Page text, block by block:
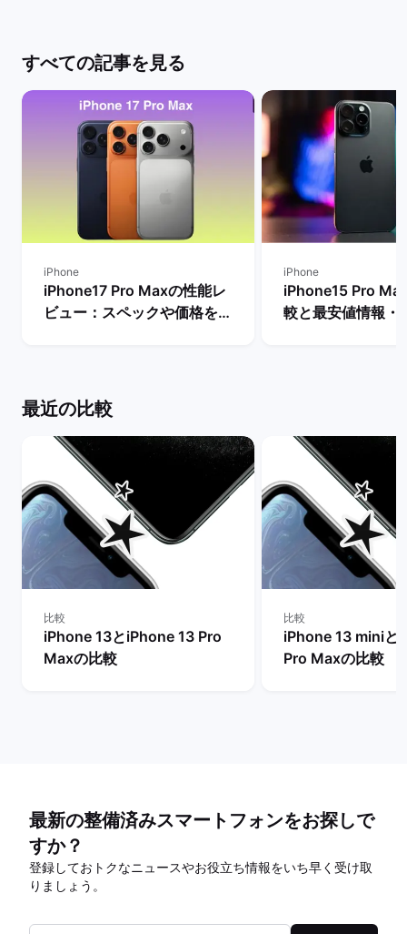
すべての記事を見る
iPhone
iPhone17 Pro Maxの性能レ
ビュー：スペックや価格を
iPhone
iPhone15 Pro
較と最安値情報・
最近の比較
比較
iPhone 13とiPhone 13 Pro
Maxの比較
比較
iPhone 13 miniと
Pro Maxの比較
最新の整備済みスマートフォンをお探しで
すか？
登録しておトクなニュースやお役立ち情報をいち早く受け取
りましょう。